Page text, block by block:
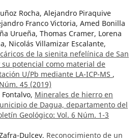
Rocha, Alejandro Piraquive
Franco Victoria, Amed Bonilla
Urueña, Thomas Cramer, Lorena
Nicolás Villamizar Escalante,
de la sienita nefelínica de San
su potencial como material de
U/Pb mediante LA-ICP-MS ,
45 (2019)
Minerales de hierro en
de Dagua, departamento del
Geológico: Vol. 6 Núm. 1-3
Dulcey, Reconocimiento de un